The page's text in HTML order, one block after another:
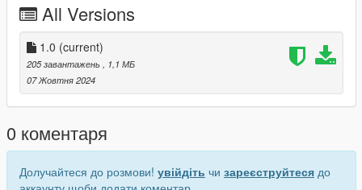
All Versions
1.0 (current)
205 завантажень
, 1,1 МБ
07 Жовтня 2024
0 коментаря
Долучайтеся до розмови! увійдіть чи зареєструйтеся до